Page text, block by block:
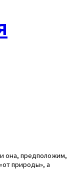
она, предположим,
природы», а